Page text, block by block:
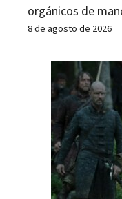
orgánicos de
8 de agosto de 2026